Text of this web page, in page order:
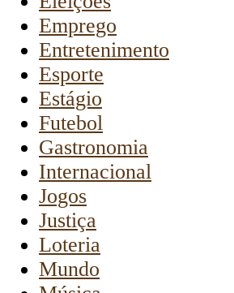
Emprego
Entretenimento
Esporte
Estágio
Futebol
Gastronomia
Internacional
Jogos
Justiça
Loteria
Mundo